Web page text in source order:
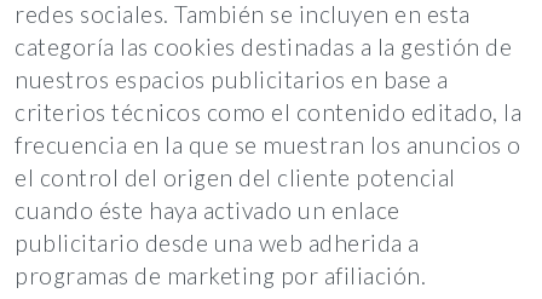
redes sociales. También se incluyen en esta
categoría las cookies destinadas a la gestión de
nuestros espacios publicitarios en base a
criterios técnicos como el contenido editado, la
frecuencia en la que se muestran los anuncios o
el control del origen del cliente potencial
cuando éste haya activado un enlace
publicitario desde una web adherida a
programas de marketing por afiliación.